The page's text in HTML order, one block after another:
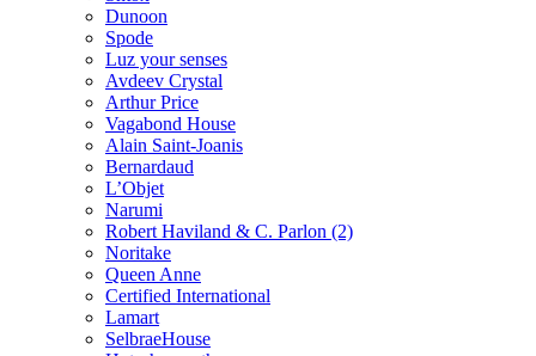
Dunoon
Spode
Luz your senses
Avdeev Crystal
Arthur Price
Vagabond House
Alain Saint-Joanis
Bernardaud
L’Objet
Narumi
Robert Haviland & C. Parlon (2)
Noritakе
Queen Anne
Certified International
Lamart
SelbraeHouse